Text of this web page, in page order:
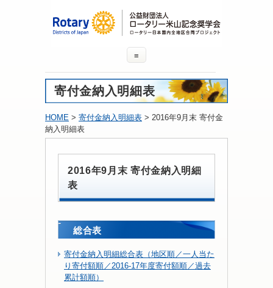
≡
寄付金納入明細表
HOME > 寄付金納入明細表 > 2016年9月末 寄付金
納入明細表
2016年9月末 寄付金納入明細
表
総合表
寄付金納入明細総合表（地区順／一人当た
り寄付額順／2016-17年度寄付額順／過去
累計額順）